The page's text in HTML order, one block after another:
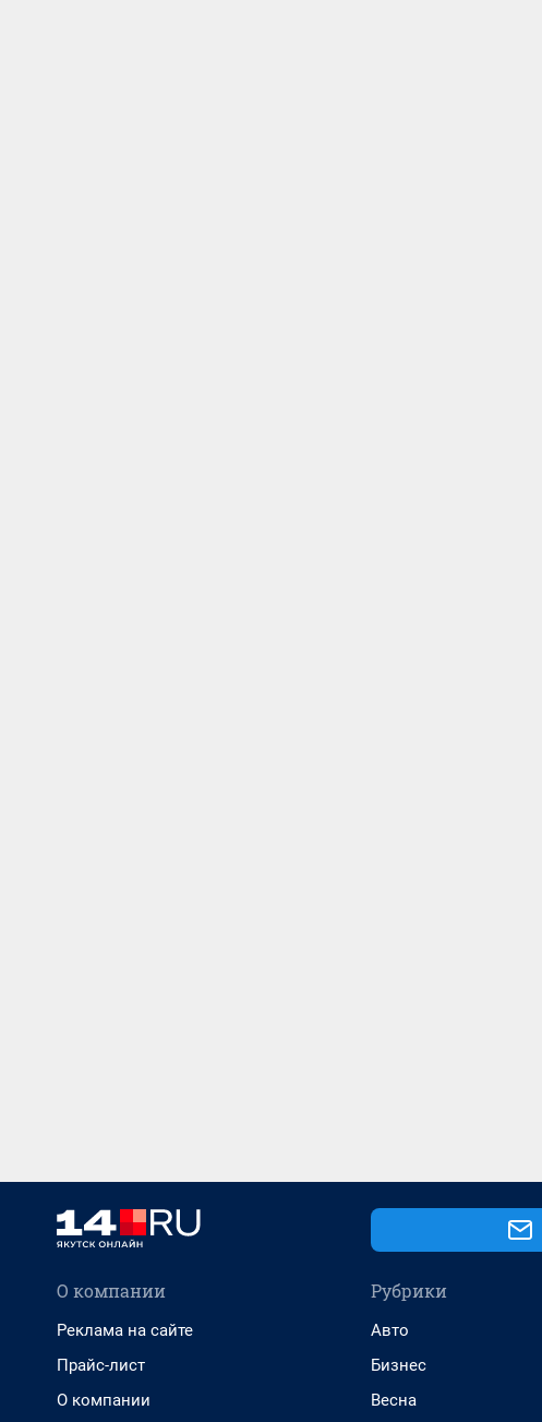
О компании
Реклама на сайте
Прайс-лист
О компании
Рубрики
Авто
Бизнес
Весна